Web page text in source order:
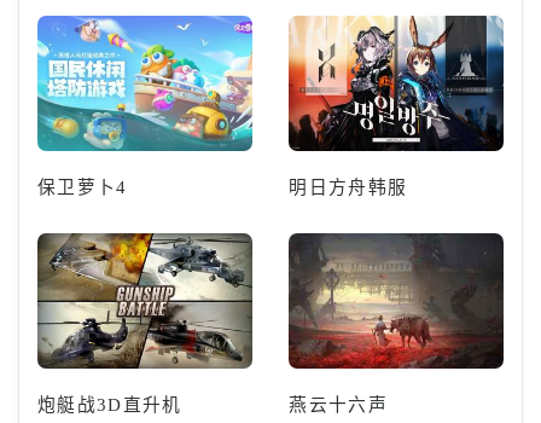
保卫萝卜4 明日方舟韩服
炮艇战3D直升机 燕云十六声